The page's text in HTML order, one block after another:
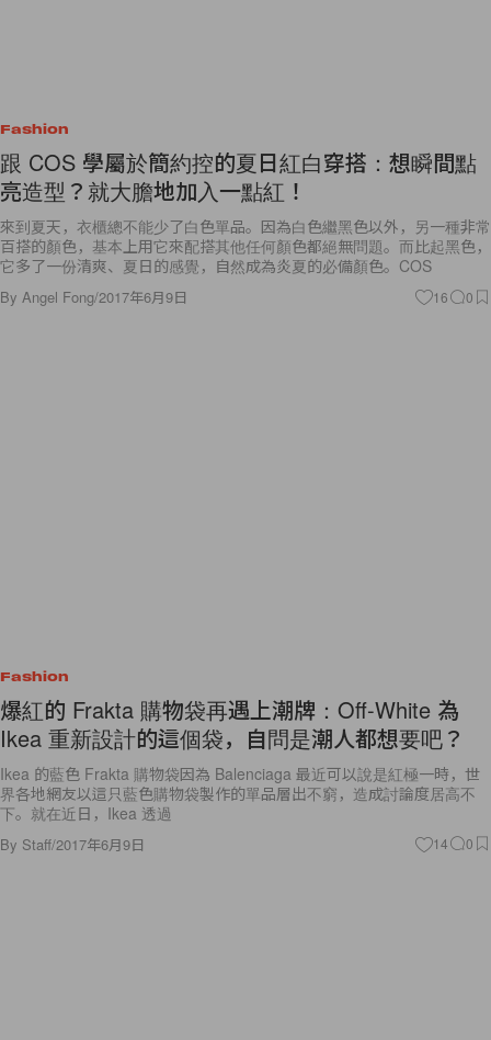
Fashion
跟 COS 學屬於簡約控的夏日紅白穿搭：想瞬間點
亮造型？就大膽地加入一點紅！
來到夏天，衣櫃總不能少了白色單品。因為白色繼黑色以外，另一種非常
百搭的顏色，基本上用它來配搭其他任何顏色都絕無問題。而比起黑色，
它多了一份清爽、夏日的感覺，自然成為炎夏的必備顏色。COS
By Angel Fong/2017年6月9日 16 0
Fashion
爆紅的 Frakta 購物袋再遇上潮牌：Off-White 為
Ikea 重新設計的這個袋，自問是潮人都想要吧？
Ikea 的藍色 Frakta 購物袋因為 Balenciaga 最近可以說是紅極一時，世
界各地網友以這只藍色購物袋製作的單品層出不窮，造成討論度居高不
下。就在近日，Ikea 透過
By Staff/2017年6月9日 14 0